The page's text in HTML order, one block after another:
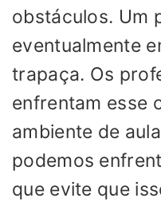
obstáculos. Um
eventualmente
trapaça. Os
enfrentam esse
ambiente de
podemos
que evite que